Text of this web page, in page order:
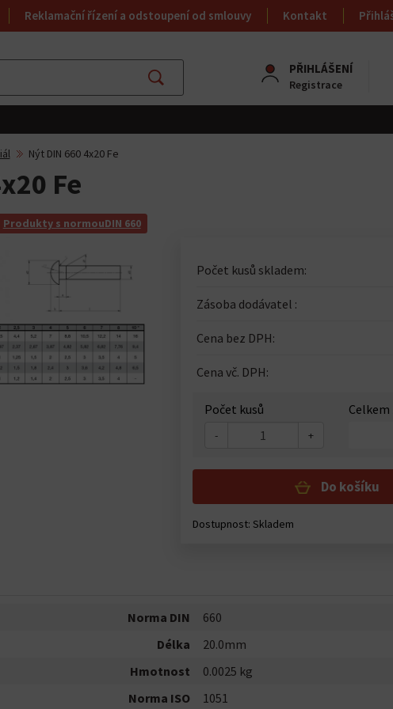
Reklamační řízení a odstoupení od smlouvy Kontakt
Najít
PŘIHLÁŠENÍ
Registrace
Nýt DIN 660 4x20 Fe
Fe
Produkty s normouDIN 660
Počet kusů skladem:
Zásoba dodávatel :
Cena bez DPH:
Cena vč. DPH:
Počet kusů
- +
Celkem
Do košíku
Dostupnost:Skladem
Norma DIN
660
Délka
20.0mm
Hmotnost
0.0025 kg
Norma ISO
1051